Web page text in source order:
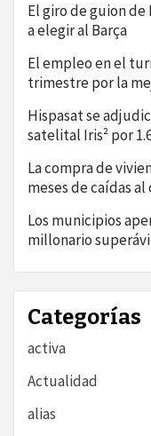
El giro de guion
a elegir al Barça
El empleo en el
trimestre por la
Hispasat se
satelital Iris² por
La compra de
meses de caídas
Los municipios
millonario
Categorías
activa
Actualidad
alias